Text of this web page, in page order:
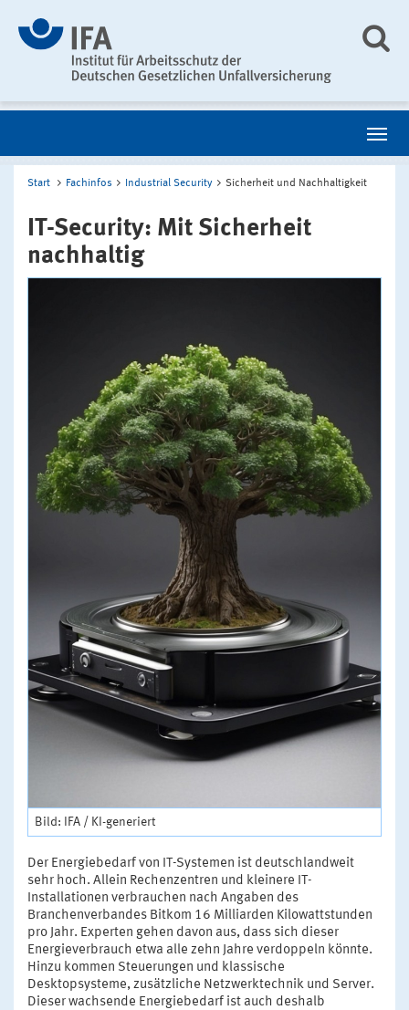
Start Fachinfos Industrial Security Sicherheit und Nachhaltigkeit
IT-Security: Mit Sicherheit
nachhaltig
Bild: IFA / KI-generiert
Der Energiebedarf von IT-Systemen ist deutschlandweit
sehr hoch. Allein Rechenzentren und kleinere IT-
Installationen verbrauchen nach Angaben des
Branchenverbandes Bitkom 16 Milliarden Kilowattstunden
pro Jahr. Experten gehen davon aus, dass sich dieser
Energieverbrauch etwa alle zehn Jahre verdoppeln könnte.
Hinzu kommen Steuerungen und klassische
Desktopsysteme, zusätzliche Netzwerktechnik und Server.
Dieser wachsende Energiebedarf ist auch deshalb